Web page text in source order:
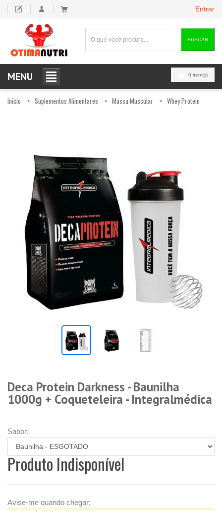
Entrar
BUSCAR
0 item(s)
MENU
Inicio Suplementos Alimentares Massa Muscular Whey Protein
Deca Protein Darkness - Baunilha
1000g + Coqueteleira - Integralmédica
Sabor:
Produto Indisponível
Avise-me quando chegar: